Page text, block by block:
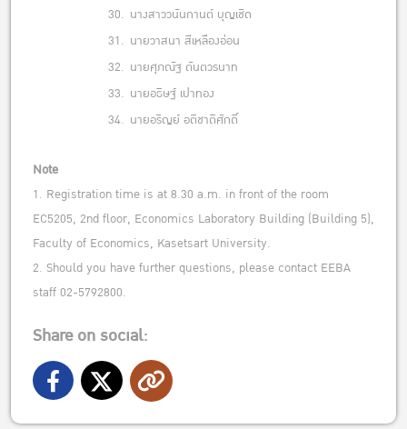
30. นางสาววนันกานต์ บุญเชิด
31. นายวาสนา สีเหลืองอ่อน
32. นายศุภณัฐ ตันตวรนาท
33. นายอธิษฐ์ เปาทอง
34. นายอริญย์ อติชาติศักดิ์
Note
1. Registration time is at 8.30 a.m. in front of the room
EC5205, 2nd floor, Economics Laboratory Building (Building 5),
Faculty of Economics, Kasetsart University.
2. Should you have further questions, please contact EEBA
staff 02-5792800.
Share on social: